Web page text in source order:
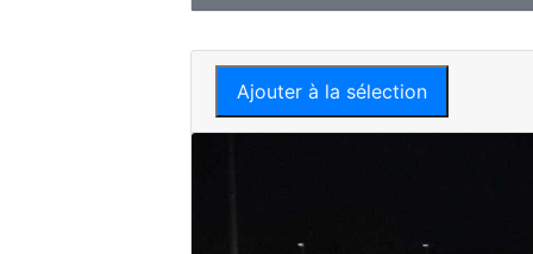
Ajouter à la sélection